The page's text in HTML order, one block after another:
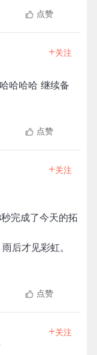
点赞
+关注
哈哈哈 继续备
点赞
+关注
完成了今天的拓
后才见彩虹。
点赞
+关注